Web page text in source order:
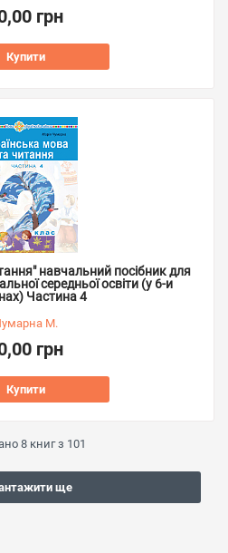
грн
Купити
навчальний посібник для
середньої освіти (у 6-и
Частина 4
М.
грн
Купити
8 книг з 101
ще